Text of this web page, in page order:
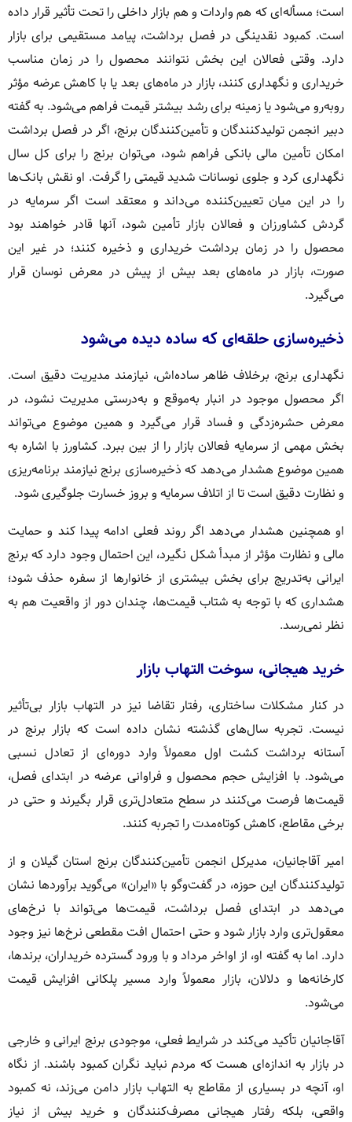
است؛ مسأله‌ای که هم واردات و هم بازار داخلی را تحت تأثیر قرار داده
است. کمبود نقدینگی در فصل برداشت، پیامد مستقیمی برای بازار
دارد. وقتی فعالان این بخش نتوانند محصول را در زمان مناسب
خریداری و نگهداری کنند، بازار در ماه‌های بعد یا با کاهش عرضه مؤثر
روبه‌رو می‌شود یا زمینه برای رشد بیشتر قیمت فراهم می‌شود. به گفته
دبیر انجمن تولیدکنندگان و تأمین‌کنندگان برنج، اگر در فصل برداشت
امکان تأمین مالی بانکی فراهم شود، می‌توان برنج را برای کل سال
نگهداری کرد و جلوی نوسانات شدید قیمتی را گرفت. او نقش بانک‌ها
را در این میان تعیین‌کننده می‌داند و معتقد است اگر سرمایه در
گردش کشاورزان و فعالان بازار تأمین شود، آنها قادر خواهند بود
محصول را در زمان برداشت خریداری و ذخیره کنند؛ در غیر این
صورت، بازار در ماه‌های بعد بیش از پیش در معرض نوسان قرار
می‌گیرد.
ذخیره‌سازی حلقه‌ای که ساده دیده می‌شود
نگهداری برنج، برخلاف ظاهر ساده‌اش، نیازمند مدیریت دقیق است.
اگر محصول موجود در انبار به‌موقع و به‌درستی مدیریت نشود، در
معرض حشره‌زدگی و فساد قرار می‌گیرد و همین موضوع می‌تواند
بخش مهمی از سرمایه فعالان بازار را از بین ببرد. کشاورز با اشاره به
همین موضوع هشدار می‌دهد که ذخیره‌سازی برنج نیازمند برنامه‌ریزی
و نظارت دقیق است تا از اتلاف سرمایه و بروز خسارت جلوگیری شود.
او همچنین هشدار می‌دهد اگر روند فعلی ادامه پیدا کند و حمایت
مالی و نظارت مؤثر از مبدأ شکل نگیرد، این احتمال وجود دارد که برنج
ایرانی به‌تدریج برای بخش بیشتری از خانوارها از سفره حذف شود؛
هشداری که با توجه به شتاب قیمت‌ها، چندان دور از واقعیت هم به
نظر نمی‌رسد.
خرید هیجانی، سوخت التهاب بازار
در کنار مشکلات ساختاری، رفتار تقاضا نیز در التهاب بازار بی‌تأثیر
نیست. تجربه سال‌های گذشته نشان داده است که بازار برنج در
آستانه برداشت کشت اول معمولاً وارد دوره‌ای از تعادل نسبی
می‌شود. با افزایش حجم محصول و فراوانی عرضه در ابتدای فصل،
قیمت‌ها فرصت می‌کنند در سطح متعادل‌تری قرار بگیرند و حتی در
برخی مقاطع، کاهش کوتاه‌مدت را تجربه کنند.
امیر آقاجانیان، مدیرکل انجمن تأمین‌کنندگان برنج استان گیلان و از
تولیدکنندگان این حوزه، در گفت‌وگو با «ایران» می‌گوید برآوردها نشان
می‌دهد در ابتدای فصل برداشت، قیمت‌ها می‌تواند با نرخ‌های
معقول‌تری وارد بازار شود و حتی احتمال افت مقطعی نرخ‌ها نیز وجود
دارد. اما به گفته او، از اواخر مرداد و با ورود گسترده خریداران، برندها،
کارخانه‌ها و دلالان، بازار معمولاً وارد مسیر پلکانی افزایش قیمت
می‌شود.
آقاجانیان تأکید می‌کند در شرایط فعلی، موجودی برنج ایرانی و خارجی
در بازار به اندازه‌ای هست که مردم نباید نگران کمبود باشند. از نگاه
او، آنچه در بسیاری از مقاطع به التهاب بازار دامن می‌زند، نه کمبود
واقعی، بلکه رفتار هیجانی مصرف‌کنندگان و خرید بیش از نیاز